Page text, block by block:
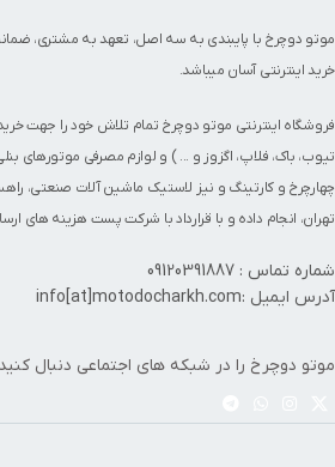
موتو دوچرخ با پایبندی به سه اصل، تعهد به مشتری،
خرید اینترنتی آسان میباشد.
فروشگاه اینترنتی موتو دوچرخ تمام تلاش خود را جهت
تیوب، باک، فلاپ، اگزوز و ... ) و لوازم مصرفی موتورهای
چهارچرخ وکارتینگ و نیز لاستیک ماشین آلات صنعتی،
تهران، انجام داده و با قرارداد با شرکت پست هزینه های
شماره تماس : 09120391887
آدرس ایمیل :info[at]motodocharkh.com
موتو دوچرخ را در شبکه های اجتماعی دنبال کنید